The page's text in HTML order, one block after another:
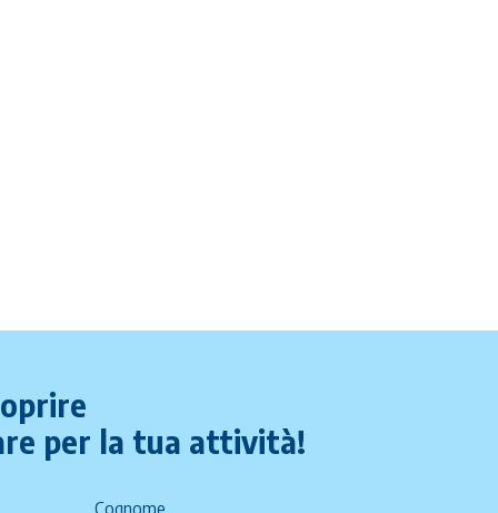
per la tua attività!